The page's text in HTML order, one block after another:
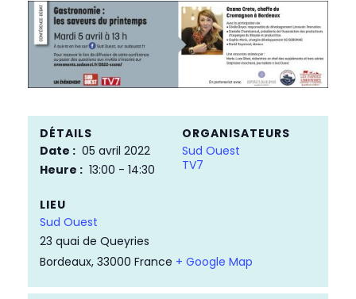
DÉTAILS
Date : 05 avril 2022
Heure : 13:00 - 14:30
ORGANISATEURS
Sud Ouest
TV7
LIEU
Sud Ouest
23 quai de Queyries
Bordeaux, 33000 France + Google Map